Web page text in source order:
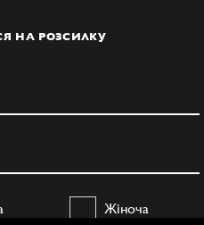
НА РОЗСИЛКУ
Жіноча